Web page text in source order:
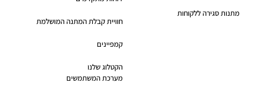
מתנות סגירה ללקוחות
חוויית קבלת המתנה המושלמת
קמפיינים
הקטלוג שלנו
מערכת המשתמשים